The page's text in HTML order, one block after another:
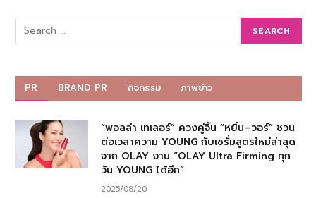
PR BRAND PR กิจกรรม ภาพข่าว
“พอลล่า เทเลอร์” ควงคู่จิ้น “หยิ่น–วอร์” ชวน
ต่อเวลาความ YOUNG กับเซรั่มสูตรใหม่ล่าสุด
จาก OLAY งาน “OLAY Ultra Firming ทุก
วัน YOUNG ได้อีก”
2025/08/20